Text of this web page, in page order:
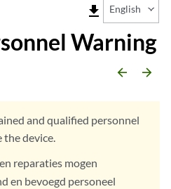
file_download English
Warning
arrow_backward arrow_forward
and qualified personnel
the device.
reparaties mogen
en bevoegd personeel